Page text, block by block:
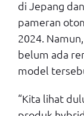
di Jepang
pameran
2024.
belum ada
model
“Kita lihat